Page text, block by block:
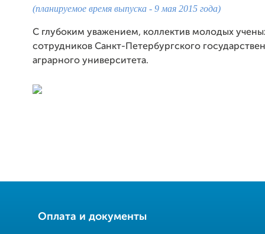
(планируемое время выпуска - 9 мая 2015 года)
С глубоким уважением, коллектив молодых
сотрудников Санкт-Петербургского
аграрного университета.
Оплата и документы